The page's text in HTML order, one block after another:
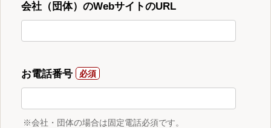
会社（団体）のWebサイトのURL
お電話番号
※会社・団体の場合は固定電話必須です。